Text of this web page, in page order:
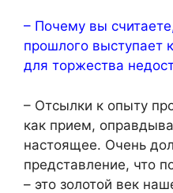
– Почему вы
прошлого выступает
для торжества
– Отсылки к опыту
как прием,
настоящее. Очень
представление, что
– это золотой век